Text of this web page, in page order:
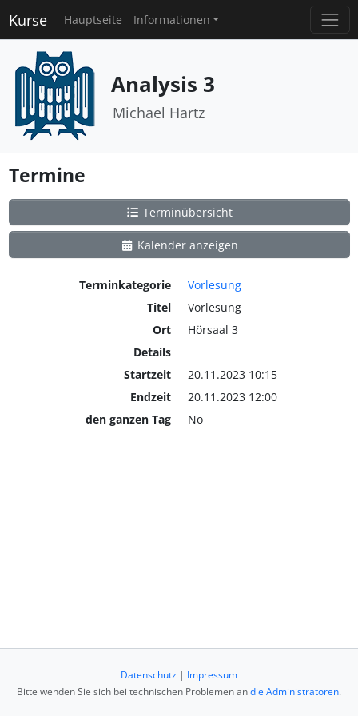
Kurse Hauptseite Informationen
Analysis 3
Michael Hartz
Termine
Terminübersicht
Kalender anzeigen
Terminkategorie
Vorlesung
Titel
Vorlesung
Ort
Hörsaal 3
Details
Startzeit
20.11.2023 10:15
Endzeit
20.11.2023 12:00
den ganzen Tag
No
Datenschutz | Impressum
Bitte wenden Sie sich bei technischen Problemen andie Administratoren.